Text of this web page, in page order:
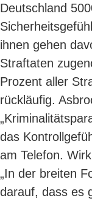
Deutschland
ihnen gehen
Straftaten
Prozent aller
rückläufig.
das
am Telefon.
„In der breiten
darauf, dass es